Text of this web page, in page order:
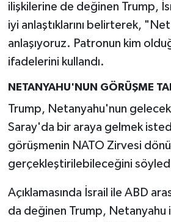
ilişkilerine de değinen Trump,
iyi anlaştıklarını belirterek,
anlaşıyoruz. Patronun kim
ifadelerini kullandı.
NETANYAHU'NUN GÖRÜŞME
Trump, Netanyahu'nun
Saray'da bir araya gelmek
görüşmenin NATO Zirvesi
gerçekleştirilebileceğini
Açıklamasında İsrail ile ABD
da değinen Trump, Netanyahu